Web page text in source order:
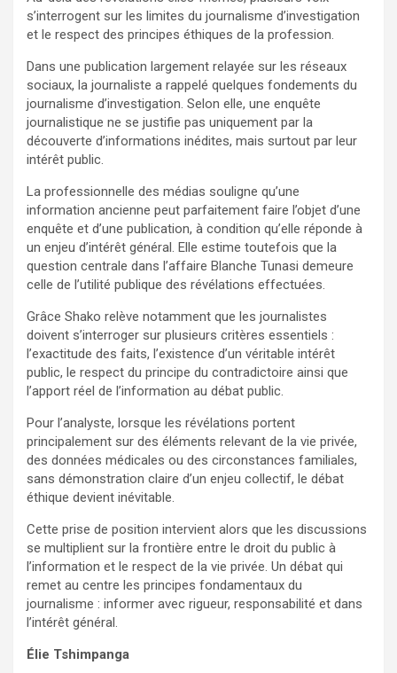
s’interrogent sur les limites du journalisme d’investigation
et le respect des principes éthiques de la profession.
Dans une publication largement relayée sur les réseaux
sociaux, la journaliste a rappelé quelques fondements du
journalisme d’investigation. Selon elle, une enquête
journalistique ne se justifie pas uniquement par la
découverte d’informations inédites, mais surtout par leur
intérêt public.
La professionnelle des médias souligne qu’une
information ancienne peut parfaitement faire l’objet d’une
enquête et d’une publication, à condition qu’elle réponde à
un enjeu d’intérêt général. Elle estime toutefois que la
question centrale dans l’affaire Blanche Tunasi demeure
celle de l’utilité publique des révélations effectuées.
Grâce Shako relève notamment que les journalistes
doivent s’interroger sur plusieurs critères essentiels :
l’exactitude des faits, l’existence d’un véritable intérêt
public, le respect du principe du contradictoire ainsi que
l’apport réel de l’information au débat public.
Pour l’analyste, lorsque les révélations portent
principalement sur des éléments relevant de la vie privée,
des données médicales ou des circonstances familiales,
sans démonstration claire d’un enjeu collectif, le débat
éthique devient inévitable.
Cette prise de position intervient alors que les discussions
se multiplient sur la frontière entre le droit du public à
l’information et le respect de la vie privée. Un débat qui
remet au centre les principes fondamentaux du
journalisme : informer avec rigueur, responsabilité et dans
l’intérêt général.
Élie Tshimpanga